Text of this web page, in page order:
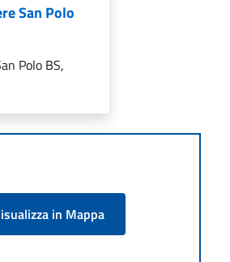
San Polo
Polo BS,
in Mappa